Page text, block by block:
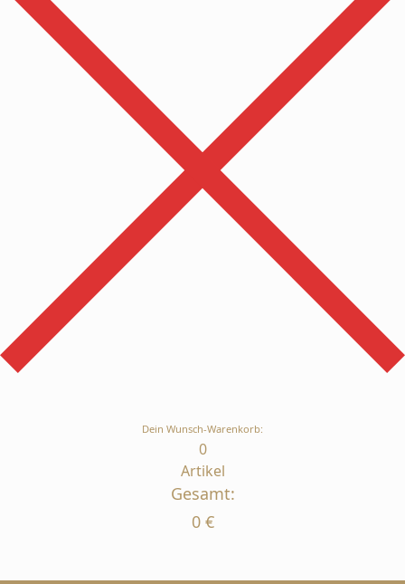
Dein Wunsch-Warenkorb:
0
Artikel
Gesamt:
0 €